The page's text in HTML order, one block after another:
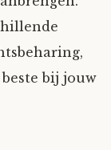
bij jouw